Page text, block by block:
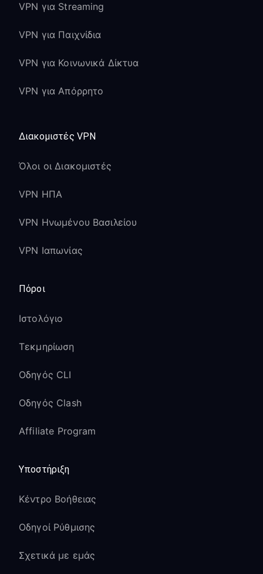
VPN για Streaming
VPN για Παιχνίδια
VPN για Κοινωνικά Δίκτυα
VPN για Απόρρητο
Διακομιστές VPN
Όλοι οι Διακομιστές
VPN ΗΠΑ
VPN Ηνωμένου Βασιλείου
VPN Ιαπωνίας
Πόροι
Ιστολόγιο
Τεκμηρίωση
Οδηγός CLI
Οδηγός Clash
Affiliate Program
Υποστήριξη
Κέντρο Βοήθειας
Οδηγοί Ρύθμισης
Σχετικά με εμάς